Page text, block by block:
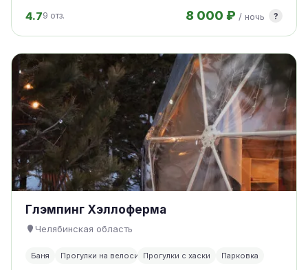
4.79 отз. 8 000 ₽ / ночь ?
Глэмпинг Хэллоферма
Челябинская область
Баня Прогулки на велосипедеПрогулки с хаски Парковка